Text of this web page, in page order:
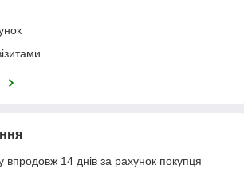
впродовж 14 днів за рахунок покупця